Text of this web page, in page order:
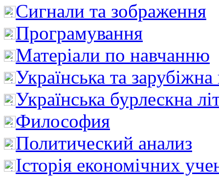
Сигнали та зображення
Програмування
Матеріали по навчанню
Українська та зарубіжна
Українська бурлескна
Философия
Политический анализ
Історія економічних